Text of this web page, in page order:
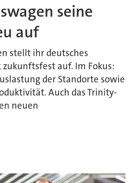
seine
auf
stellt ihr deutsches
auf. Im Fokus:
der Standorte sowie
Auch das Trinity-
neuen